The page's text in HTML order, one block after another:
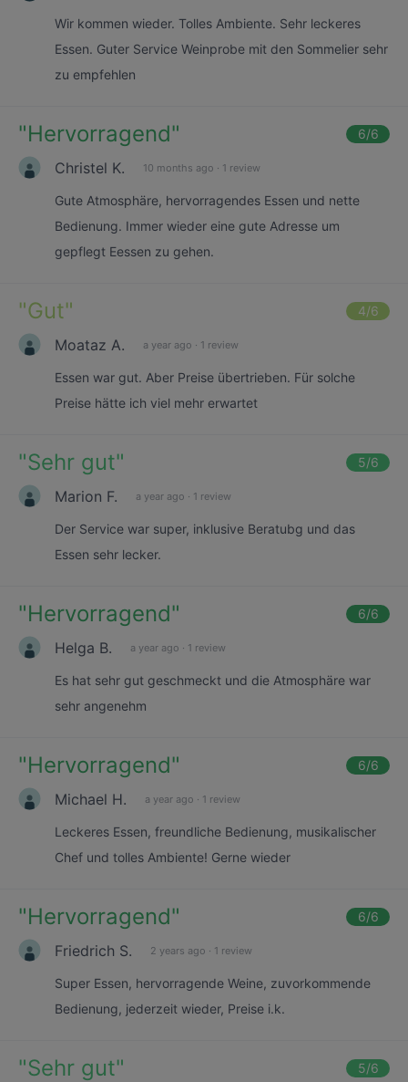
Wir kommen wieder. Tolles Ambiente. Sehr leckeres
Essen. Guter Service Weinprobe mit den Sommelier sehr
zu empfehlen
"Hervorragend" 6/6
Christel K. 10 months ago · 1 review
Gute Atmosphäre, hervorragendes Essen und nette
Bedienung. Immer wieder eine gute Adresse um
gepflegt Eessen zu gehen.
"Gut" 4/6
Moataz A. a year ago · 1 review
Essen war gut. Aber Preise übertrieben. Für solche
Preise hätte ich viel mehr erwartet
"Sehr gut" 5/6
Marion F. a year ago · 1 review
Der Service war super, inklusive Beratubg und das
Essen sehr lecker.
"Hervorragend" 6/6
Helga B. a year ago · 1 review
Es hat sehr gut geschmeckt und die Atmosphäre war
sehr angenehm
"Hervorragend" 6/6
Michael H. a year ago · 1 review
Leckeres Essen, freundliche Bedienung, musikalischer
Chef und tolles Ambiente! Gerne wieder
"Hervorragend" 6/6
Friedrich S. 2 years ago · 1 review
Super Essen, hervorragende Weine, zuvorkommende
Bedienung, jederzeit wieder, Preise i.k.
"Sehr gut" 5/6